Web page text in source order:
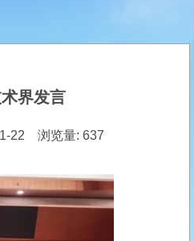
界发言
22 浏览量: 637